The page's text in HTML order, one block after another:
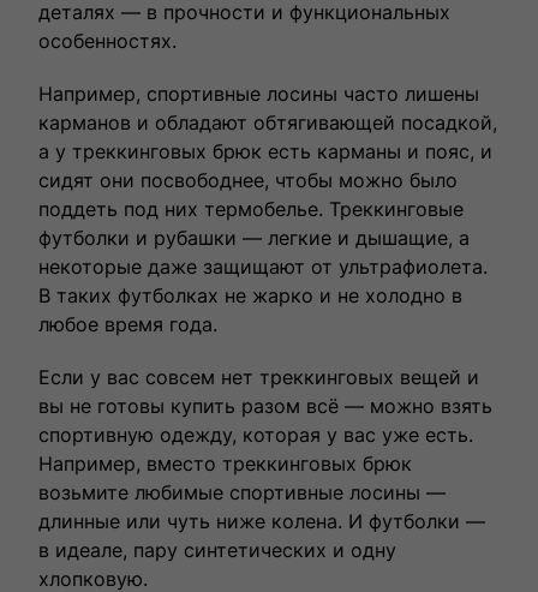
деталях — в прочности и функциональных
особенностях.
Например, спортивные лосины часто лишены
карманов и обладают обтягивающей посадкой,
а у треккинговых брюк есть карманы и пояс, и
сидят они посвободнее, чтобы можно было
поддеть под них термобелье. Треккинговые
футболки и рубашки — легкие и дышащие, а
некоторые даже защищают от ультрафиолета.
В таких футболках не жарко и не холодно в
любое время года.
Если у вас совсем нет треккинговых вещей и
вы не готовы купить разом всё — можно взять
спортивную одежду, которая у вас уже есть.
Например, вместо треккинговых брюк
возьмите любимые спортивные лосины —
длинные или чуть ниже колена. И футболки —
в идеале, пару синтетических и одну
хлопковую.